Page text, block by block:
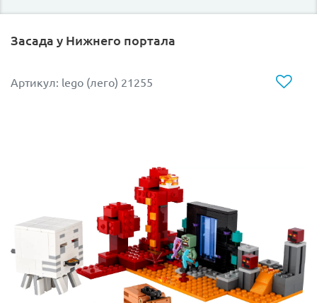
Засада у Нижнего портала
Артикул: lego (лего) 21255